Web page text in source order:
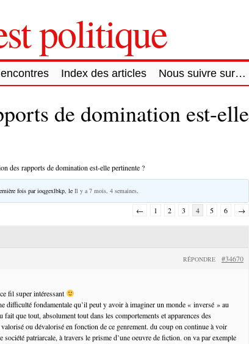
politique
Index des articles Nous suivre sur…
de domination est-elle
des rapports de domination est-elle pertinente ?
fois parioqgexlbkp , le Il y a 7 mois, 4 semaines
← 1 2 3 4 5 6 →
#34670
RÉPONDRE
fil super intéressant
difficulté fondamentale qu’il peut y avoir à imaginer un monde « inversé » au
fait que tout, absolument tout dans les comportements et apparences des
ou dévalorisé en fonction de ce genrement. du coup on continue à voir
société patriarcale, à travers le prisme d’une oeuvre de fiction. on va par exemple